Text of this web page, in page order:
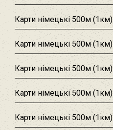
Карти німецькі 500м
Карти німецькі 500м
Карти німецькі 500м
Карти німецькі 500м
Карти німецькі 500м